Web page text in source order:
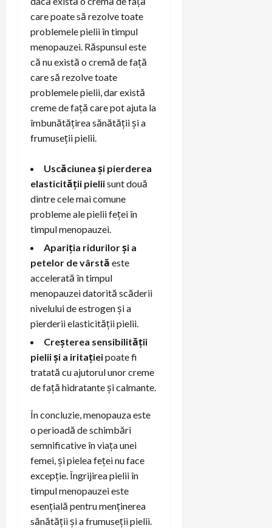
care poate să rezolve toate
problemele pielii în timpul
menopauzei. Răspunsul este
că nu există o cremă de față
care să rezolve toate
problemele pielii, dar există
creme de față care pot ajuta la
îmbunătățirea sănătății și a
frumuseții pielii.
Uscăciunea și pierderea
elasticității pieliisunt două
dintre cele mai comune
probleme ale pielii feței în
timpul menopauzei.
Apariția ridurilor și a
petelor de vârstă este
accelerată în timpul
menopauzei datorită scăderii
nivelului de estrogen și a
pierderii elasticității pielii.
Creșterea sensibilității
pielii și a iritațieipoate fi
tratată cu ajutorul unor creme
de față hidratante și calmante.
În concluzie, menopauza este
o perioadă de schimbări
semnificative în viața unei
femei, și pielea feței nu face
excepție. Îngrijirea pielii în
timpul menopauzei este
esențială pentru menținerea
sănătății și a frumuseții pielii.